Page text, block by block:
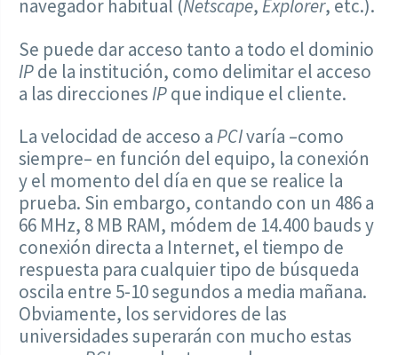
navegador habitual (Netscape,Explorer, etc.).
Se puede dar acceso tanto a todo el dominio
IPde la institución, como delimitar el acceso
a las direccionesIPque indique el cliente.
La velocidad de acceso aPCIvaría –como
siempre– en función del equipo, la conexión
y el momento del día en que se realice la
prueba. Sin embargo, contando con un 486 a
66 MHz, 8 MB RAM, módem de 14.400 bauds y
conexión directa a Internet, el tiempo de
respuesta para cualquier tipo de búsqueda
oscila entre 5-10 segundos a media mañana.
Obviamente, los servidores de las
universidades superarán con mucho estas